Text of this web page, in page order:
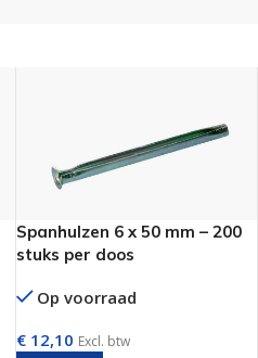
Spanhulzen 6 x 50 mm – 200
stuks per doos
Op voorraad
€12,10 Excl. btw